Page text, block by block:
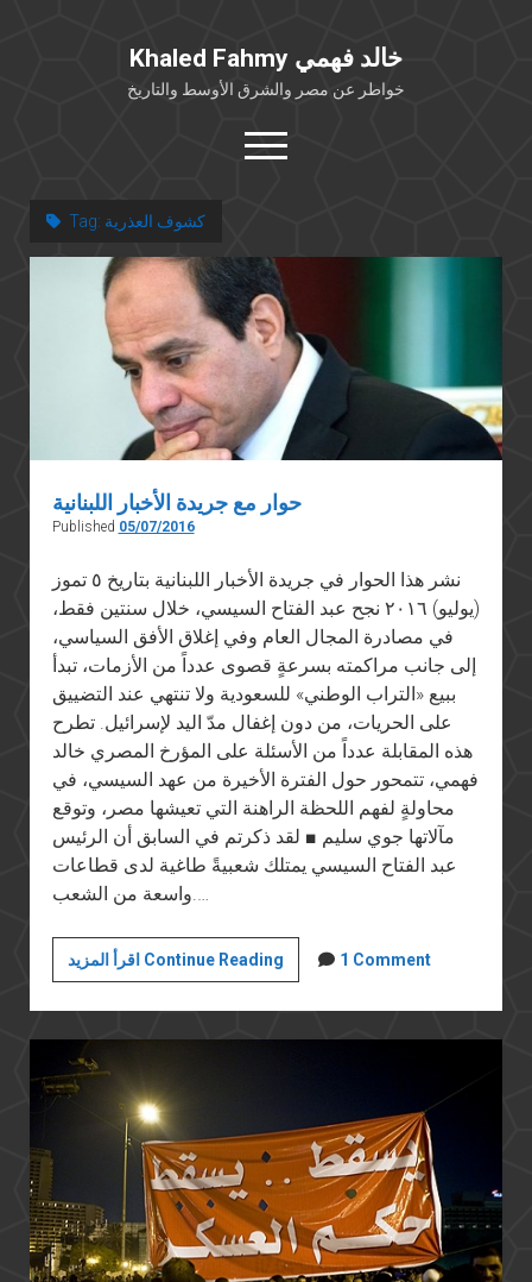
Khaled Fahmy خالد فهمي
خواطر عن مصر والشرق الأوسط والتاريخ
open
menu
خلفية شخصية
كتابات أكاديمية
مقالات صحافية
بوستات من فيسبوك
مقابلات في الإعلام
Languages
Tag: كشوف العذرية
حوار مع جريدة الأخبار اللبنانية
Published 05/07/2016
نشر هذا الحوار في جريدة الأخبار اللبنانية بتاريخ ٥ تموز
(يوليو) ٢٠١٦ نجح عبد الفتاح السيسي، خلال سنتين فقط،
في مصادرة المجال العام وفي إغلاق الأفق السياسي،
إلى جانب مراكمته بسرعةٍ قصوى عدداً من الأزمات، تبدأ
ببيع «التراب الوطني» للسعودية ولا تنتهي عند التضييق
على الحريات، من دون إغفال مدّ اليد لإسرائيل. تطرح
هذه المقابلة عدداً من الأسئلة على المؤرخ المصري خالد
فهمي، تتمحور حول الفترة الأخيرة من عهد السيسي، في
محاولةٍ لفهم اللحظة الراهنة التي تعيشها مصر، وتوقع
مآلاتها جوي سليم ■ لقد ذكرتم في السابق أن الرئيس
عبد الفتاح السيسي يمتلك شعبيةً طاغية لدى قطاعات
اقرأ المزيد Continue Readingحوار
مع
جريدة
الأخبار
1 Comment